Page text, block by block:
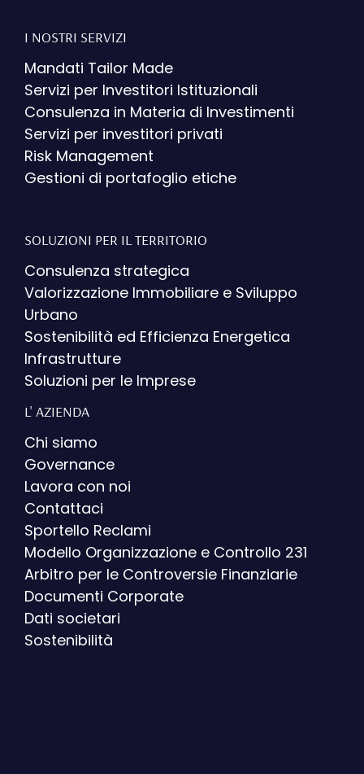
I NOSTRI SERVIZI
Mandati Tailor Made
Servizi per Investitori Istituzionali
Consulenza in Materia di Investimenti
Servizi per investitori privati
Risk Management
Gestioni di portafoglio etiche
SOLUZIONI PER IL TERRITORIO
Consulenza strategica
Valorizzazione Immobiliare e Sviluppo
Urbano
Sostenibilità ed Efficienza Energetica
Infrastrutture
Soluzioni per le Imprese
L' AZIENDA
Chi siamo
Governance
Lavora con noi
Contattaci
Sportello Reclami
Modello Organizzazione e Controllo 231
Arbitro per le Controversie Finanziarie
Documenti Corporate
Dati societari
Sostenibilità